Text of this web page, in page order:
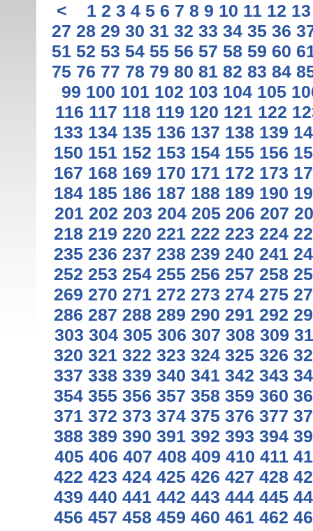
< 1 2 3 4 5 6 7 8 9 10 11 12 13
27 28 29 30 31 32 33 34 35 36
51 52 53 54 55 56 57 58 59 60
75 76 77 78 79 80 81 82 83 84
99 100 101 102 103 104 105
116 117 118 119 120 121 122
133 134 135 136 137 138 139
150 151 152 153 154 155 156
167 168 169 170 171 172 173
184 185 186 187 188 189 190
201 202 203 204 205 206 207
218 219 220 221 222 223 224
235 236 237 238 239 240 241
252 253 254 255 256 257 258
269 270 271 272 273 274 275
286 287 288 289 290 291 292
303 304 305 306 307 308 309
320 321 322 323 324 325 326
337 338 339 340 341 342 343
354 355 356 357 358 359 360
371 372 373 374 375 376 377
388 389 390 391 392 393 394
405 406 407 408 409 410 411
422 423 424 425 426 427 428
439 440 441 442 443 444 445
456 457 458 459 460 461 462